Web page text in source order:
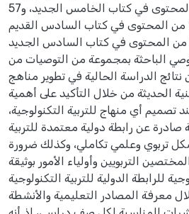
تكرار وبنسبة 75% من المحتوى في كتاب الخامس الجديد، و57
وبنسبة مئوية 26% من المحتوى في كتاب السادس القديم
تكرار وبنسبة 46% من المحتوى في كتاب السادس الجديد.
الباحثة بمجموعة من التوصيات من
الدراسة الحالية في تطوير مناهج
الحديثة من خلال التأكيد على أهمية
تصميم أي منهاج للتربية التكنولوجية،
صادرة عن رابطة دولية معتمدة للتربية
تربوي وعلمي تكاملي، وكذلك ضرورة
التربويين وأولياء الأمور بوثيقة
للرابطة الدولية للتربية التكنولوجية
معرفة المصادر التعليمية والأنشطة